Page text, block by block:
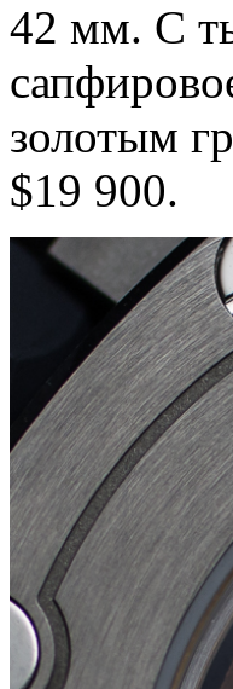
42 мм. С
золотым
$19 900.